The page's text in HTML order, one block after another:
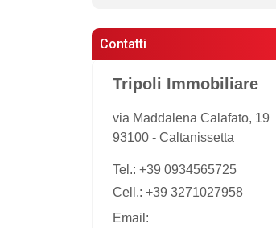
Contatti
Tripoli Immobiliare
via Maddalena Calafato, 19
93100 - Caltanissetta
Tel.: +39 0934565725
Cell.: +39 3271027958
Email: